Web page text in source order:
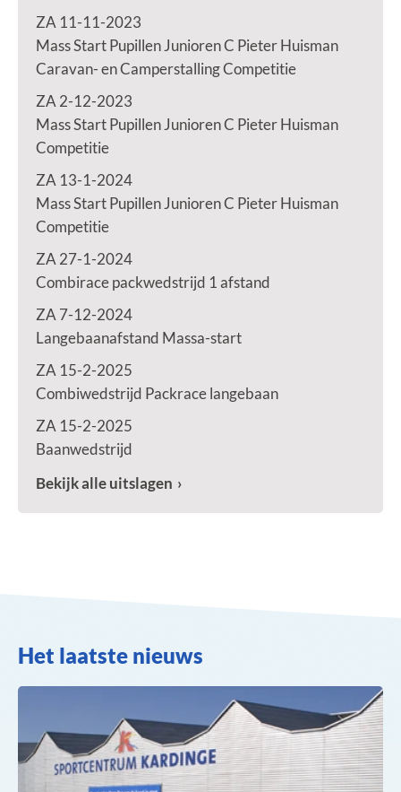
ZA 11-11-2023
Mass Start Pupillen Junioren C Pieter Huisman
Caravan- en Camperstalling Competitie
ZA 2-12-2023
Mass Start Pupillen Junioren C Pieter Huisman
Competitie
ZA 13-1-2024
Mass Start Pupillen Junioren C Pieter Huisman
Competitie
ZA 27-1-2024
Combirace packwedstrijd 1 afstand
ZA 7-12-2024
Langebaanafstand Massa-start
ZA 15-2-2025
Combiwedstrijd Packrace langebaan
ZA 15-2-2025
Baanwedstrijd
Bekijk alle uitslagen
Het laatste nieuws